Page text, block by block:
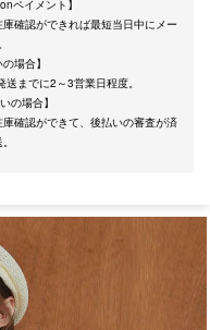
ペイメント】
確認ができれば最短当日中にメー
場合】
までに2～3営業日程度。
の場合】
確認ができて、後払いの審査が済